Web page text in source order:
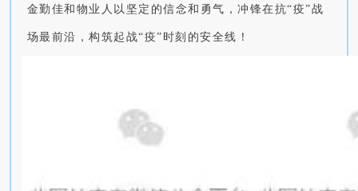
金勤佳和物业人以坚定的信念和勇气，冲锋在抗“疫”战
场最前沿，构筑起战“疫”时刻的安全线！